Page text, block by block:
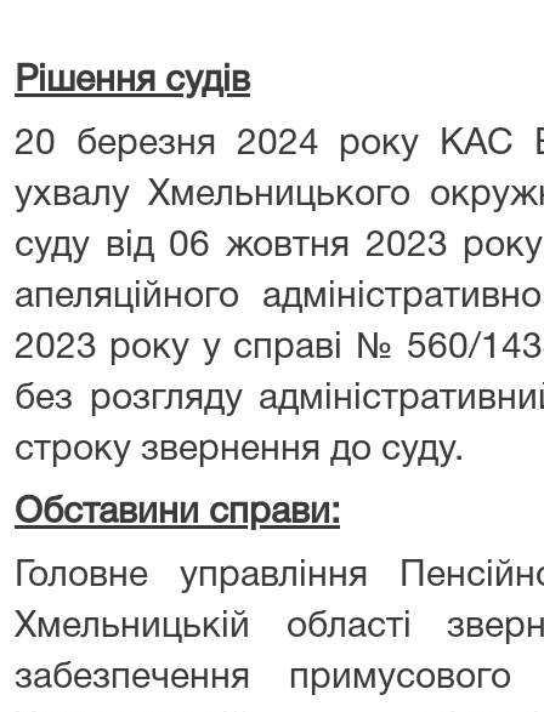
Рішення судів
20 березня 2024 року КАС
ухвалу Хмельницького
суду від 06 жовтня 2023
апеляційного
2023 року у справі № 560/
без розгляду
строку звернення до суду.
Обставини справи:
Головне управління
Хмельницькій області
забезпечення